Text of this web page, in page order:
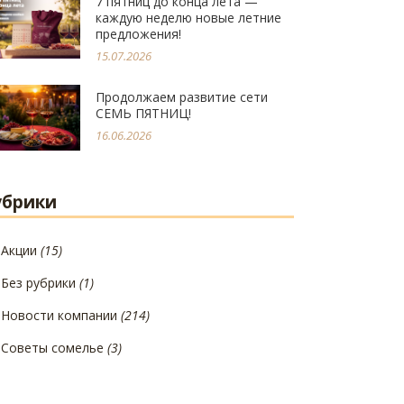
каждую неделю новые летние
предложения!
15.07.2026
Продолжаем развитие сети
СЕМЬ ПЯТНИЦ!
16.06.2026
Акции (15)
Без рубрики (1)
Новости компании (214)
Советы сомелье (3)